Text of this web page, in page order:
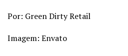
Por: Green Dirty Retail
Imagem: Envato